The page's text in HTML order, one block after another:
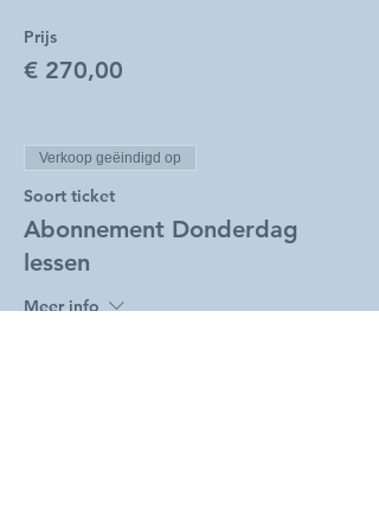
Prijs
€ 270,00
Verkoop geëindigd op
Soort ticket
Abonnement Donderdag
lessen
Meer info